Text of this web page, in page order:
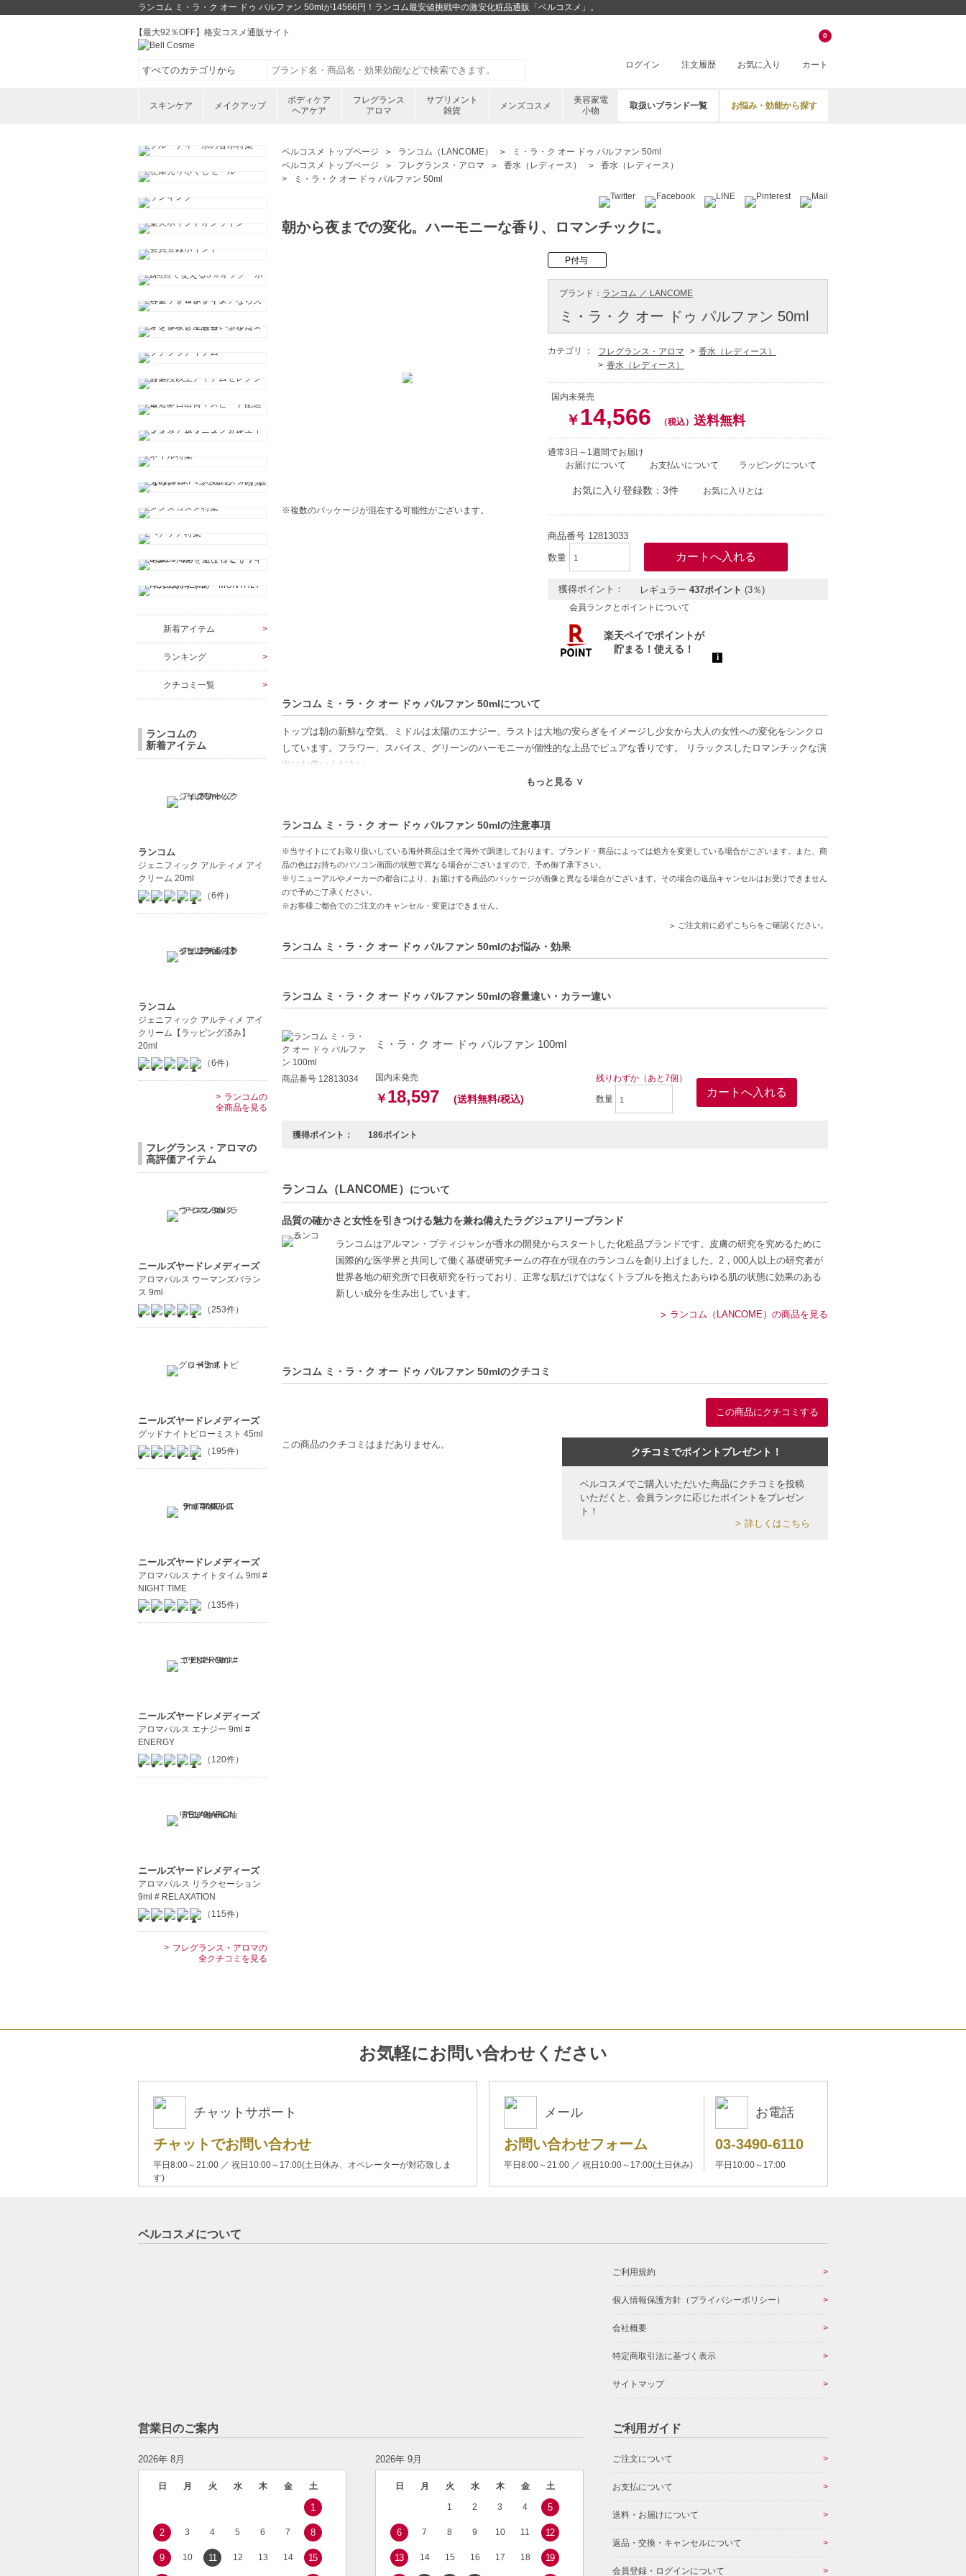
ランコム ミ・ラ・ク オー ドゥ パルファン 50mlが14566円！ランコム最安値挑戦中の激安化粧品通販「ベルコスメ」。
【最大92％OFF】格安コスメ通販サイト
ログイン 注文履歴 お気に入り カート
0
スキンケア メイクアップ
ボディケア
ヘアケア
フレグランス
アロマ
サプリメント
雑貨
メンズコスメ
美容家電
小物
取扱いブランド一覧 お悩み・効能から探す
ベルコスメ トップページ ランコム（LANCOME）
ミ・ラ・ク オー ドゥ パルファン 50ml
ベルコスメ トップページ
フレグランス・アロマ 香水（レディース）
香水（レディース）
ミ・ラ・ク オー ドゥ パルファン 50ml
朝から夜までの変化。ハーモニーな香り、ロマンチックに。
※複数のパッケージが混在する可能性がございます。
P付与
ブランド： ランコム ／ LANCOME
ミ・ラ・ク オー ドゥ パルファン 50ml
カテゴリ ： フレグランス・アロマ
香水（レディース）
香水（レディース）
国内未発売
￥ 14,566 （税込） 送料無料
通常3日～1週間でお届け
お届けについて
お支払いについて ラッピングについて
お気に入り登録数：3件 お気に入りとは
商品番号 12813033
数量
獲得ポイント： レギュラー 437ポイント (3％)
会員ランクとポイントについて
ランコム ミ・ラ・ク オー ドゥ パルファン 50mlについて
トップは朝の新鮮な空気、ミドルは太陽のエナジー、ラストは大地の安らぎをイメージし少女から大人の女性への変化をシンクロ
しています。フラワー、スパイス、グリーンのハーモニーが個性的な上品でピュアな香りです。 リラックスしたロマンチックな演
出にお使いください。
コンビニ後払いには、決済代行会社による審査がございます。予めご了承ください。
◇こちらの商品は、ヤマト運輸、佐川急便もしくは日本郵便で発送をさせて頂きます。配送便のご指定はできません。
◇お届け日・お時間帯指定は承っておりません。
◇配送伝票の依頼主名、納品書に弊社以外の物流センター社名が記載されることがあります。
◇上記注意書き記載がある商品の合計金額が16666円以上の場合、別途手数料が発生する場合があります。予めご了承ください。
◇1件のご注文でも倉庫が異なる場合や配送用箱の関係で荷物を分割して配送する場合がございます。予めご了承ください。また、
明細書は分割してそれぞれの荷物に同梱されますが手数料等の変更はございませんのでご安心ください。
◇この商品はラッピングができません。
フレッシュなトップノート-朝の空気を感じさせる香りが、心を爽やかにします。
大地の安らぎをもたらすラストノート-上品な香りが、安心感を与え、心を落ち着かせます。
【こんな方へおすすめ】
日常のさりげない魅力を引き出したい方
特別なシーンでロマンチックな雰囲気を楽しみたい方
もっと見る ∨
ランコム ミ・ラ・ク オー ドゥ パルファン 50mlの注意事項
※当サイトにてお取り扱いしている海外商品は全て海外で調達しております。ブランド・商品によっては処方を変更している場合がございます。また、商
品の色はお持ちのパソコン画面の状態で異なる場合がございますので、予め御了承下さい。
※リニューアルやメーカーの都合により、お届けする商品のパッケージが画像と異なる場合がございます。その場合の返品キャンセルはお受けできません
ので予めご了承ください。
※お客様ご都合でのご注文のキャンセル・変更はできません。
ご注文前に必ずこちらをご確認ください。
ランコム ミ・ラ・ク オー ドゥ パルファン 50mlのお悩み・効果
ランコム ミ・ラ・ク オー ドゥ パルファン 50mlの容量違い・カラー違い
商品番号 12813034
ミ・ラ・ク オー ドゥ パルファン 100ml
国内未発売
￥ 18,597 (送料無料/税込)
残りわずか（あと7個）
数量
獲得ポイント： 186ポイント
ランコム（LANCOME） について
品質の確かさと女性を引きつける魅力を兼ね備えたラグジュアリーブランド
ランコムはアルマン・プティジャンが香水の開発からスタートした化粧品ブランドです。皮膚の研究を究めるために
国際的な医学界と共同して働く基礎研究チームの存在が現在のランコムを創り上げました。2，000人以上の研究者が
世界各地の研究所で日夜研究を行っており、正常な肌だけではなくトラブルを抱えたあらゆる肌の状態に効果のある
新しい成分を生み出しています。
ランコム（LANCOME）の商品を見る
ランコム ミ・ラ・ク オー ドゥ パルファン 50mlのクチコミ
この商品にクチコミする
この商品のクチコミはまだありません。
クチコミでポイントプレゼント！
ベルコスメでご購入いただいた商品にクチコミを投稿
いただくと、会員ランクに応じたポイントをプレゼン
ト！
詳しくはこちら
新着アイテム
ランキング
クチコミ一覧
ランコムの
新着アイテム
ランコム
ジェニフィック アルティメ アイ
クリーム 20ml
（6件）
ランコム
ジェニフィック アルティメ アイ
クリーム【ラッピング済み】
20ml
（6件）
ランコムの
全商品を見る
フレグランス・アロマの
高評価アイテム
ニールズヤードレメディーズ
アロマパルス ウーマンズバラン
ス 9ml
（253件）
ニールズヤードレメディーズ
グッドナイトピローミスト 45ml
（195件）
ニールズヤードレメディーズ
アロマパルス ナイトタイム 9ml #
NIGHT TIME
（135件）
ニールズヤードレメディーズ
アロマパルス エナジー 9ml #
ENERGY
（120件）
ニールズヤードレメディーズ
アロマパルス リラクセーション
9ml # RELAXATION
（115件）
フレグランス・アロマの
全クチコミを見る
お気軽にお問い合わせください
チャットサポート
チャットでお問い合わせ
平日8:00～21:00 ／ 祝日10:00～17:00(土日休み、オペレーターが対応致しま
す)
メール
お問い合わせフォーム
平日8:00～21:00 ／ 祝日10:00～17:00(土日休み)
お電話
03-3490-6110
平日10:00～17:00
ベルコスメについて
ご利用規約
個人情報保護方針（プライバシーポリシー）
会社概要
特定商取引法に基づく表示
サイトマップ
営業日のご案内
2026年 8月
日 月 火 水 木 金 土
1
2 3 4 5 6 7 8
9 10 11 12 13 14 15
2026年 9月
日 月 火 水 木 金 土
1 2 3 4 5
6 7 8 9 10 11 12
13 14 15 16 17 18 19
ご利用ガイド
ご注文について
お支払について
送料・お届けについて
返品・交換・キャンセルについて
会員登録・ログインについて